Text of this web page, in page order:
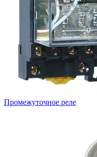
Промежуточное реле